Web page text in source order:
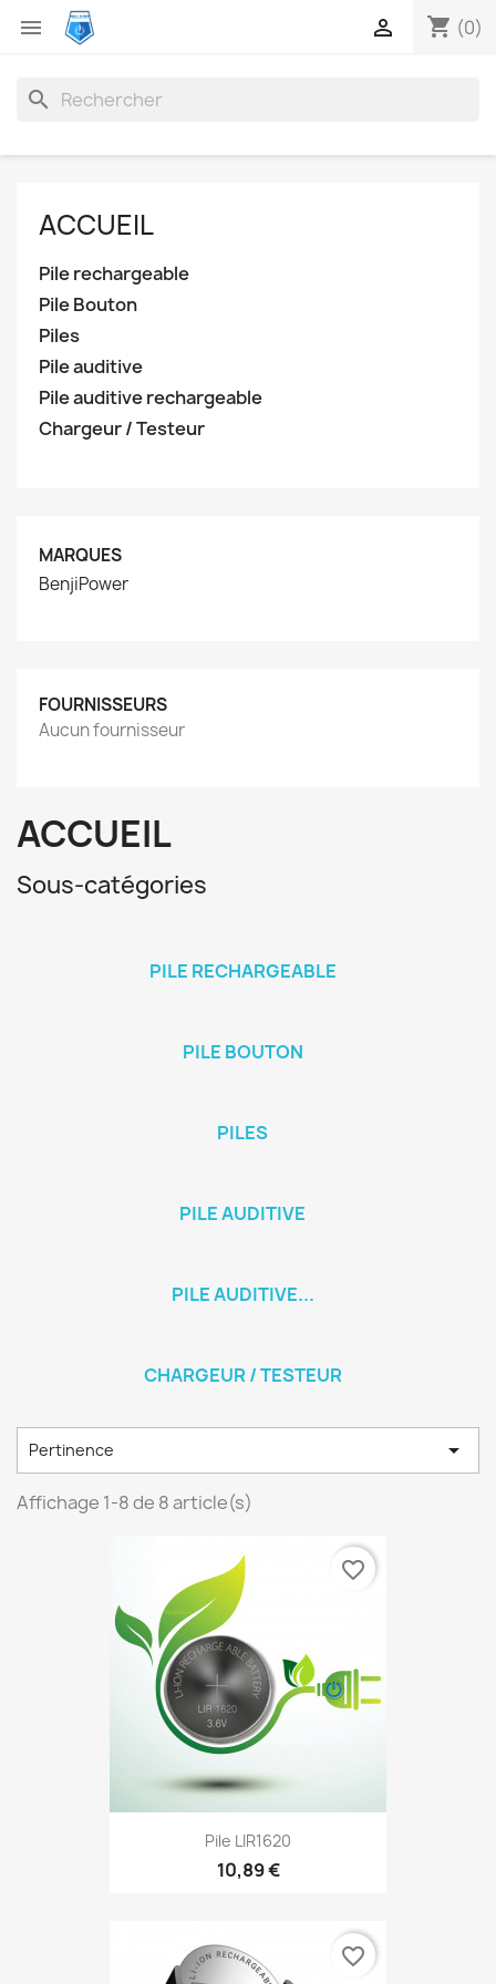
 shopping_cart (0)

search
ACCUEIL
Pile rechargeable
Pile Bouton
Piles
Pile auditive
Pile auditive rechargeable
Chargeur / Testeur
MARQUES
BenjiPower
FOURNISSEURS
Aucun fournisseur
ACCUEIL
Sous-catégories
PILE RECHARGEABLE
PILE BOUTON
PILES
PILE AUDITIVE
PILE AUDITIVE...
CHARGEUR / TESTEUR
Pertinence 
Affichage 1-8 de 8 article(s)
Pile LIR1620
10,89 €
favorite_border
favorite_border